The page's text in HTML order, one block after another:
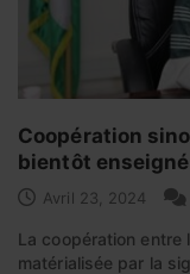
Coopération
bientôt
Avril 23, 2024
La coopération entre
matérialisée par la